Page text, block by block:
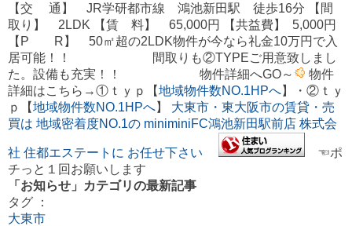
【交 通】 JR学研都市線 鴻池新田駅 徒歩16分 【間
取り】 2LDK 【賃 料】 65,000円 【共益費】 5,000円
【P R】 50㎡超の2LDK物件が今なら礼金10万円で入
居可能！！ 間取りも②TYPEご用意致しまし
た。設備も充実！！ 物件詳細へGO～
物件
詳細はこちら→①ｔｙｐ【地域物件数NO.1HPへ】・②ｔｙ
ｐ【地域物件数NO.1HPへ】 大東市・東大阪市の賃貸・売
買は 地域密着度NO.1の miniminiFC鴻池新田駅前店 株式会
社 住都エステートに お任せ下さい
☜ポ
チっと１回お願いします
「お知らせ」カテゴリの最新記事
タグ ：
大東市